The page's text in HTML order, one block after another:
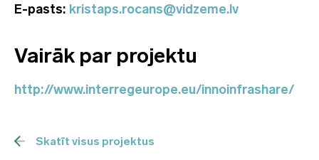
E-pasts: kristaps.rocans@vidzeme.lv
Vairāk par projektu
http://www.interregeurope.eu/innoinfrashare/
Skatīt visus projektus